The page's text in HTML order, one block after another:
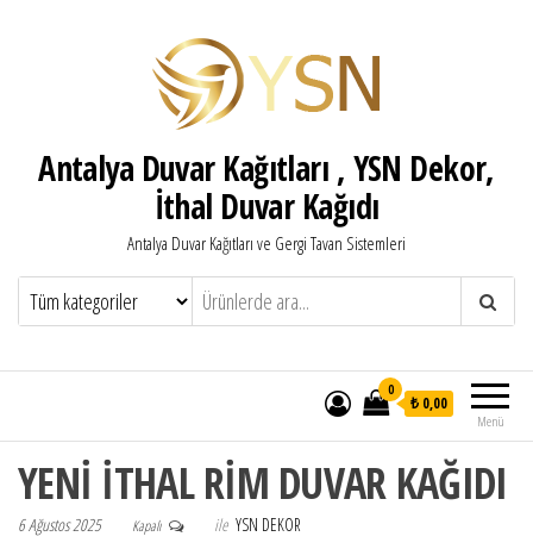
Antalya Duvar Kağıtları , YSN Dekor,
İthal Duvar Kağıdı
Antalya Duvar Kağıtları ve Gergi Tavan Sistemleri
Menü
0
₺ 0,00
YENİ İTHAL RİM DUVAR KAĞIDI
6 Ağustos 2025 Kapalı ile YSN DEKOR